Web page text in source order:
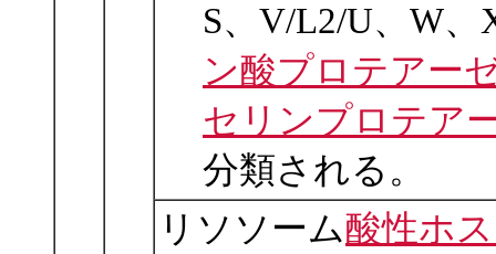
S、V/L2/U、W、
ン酸プロテアー
セリンプロテア
分類される。
リソソーム酸性ホ